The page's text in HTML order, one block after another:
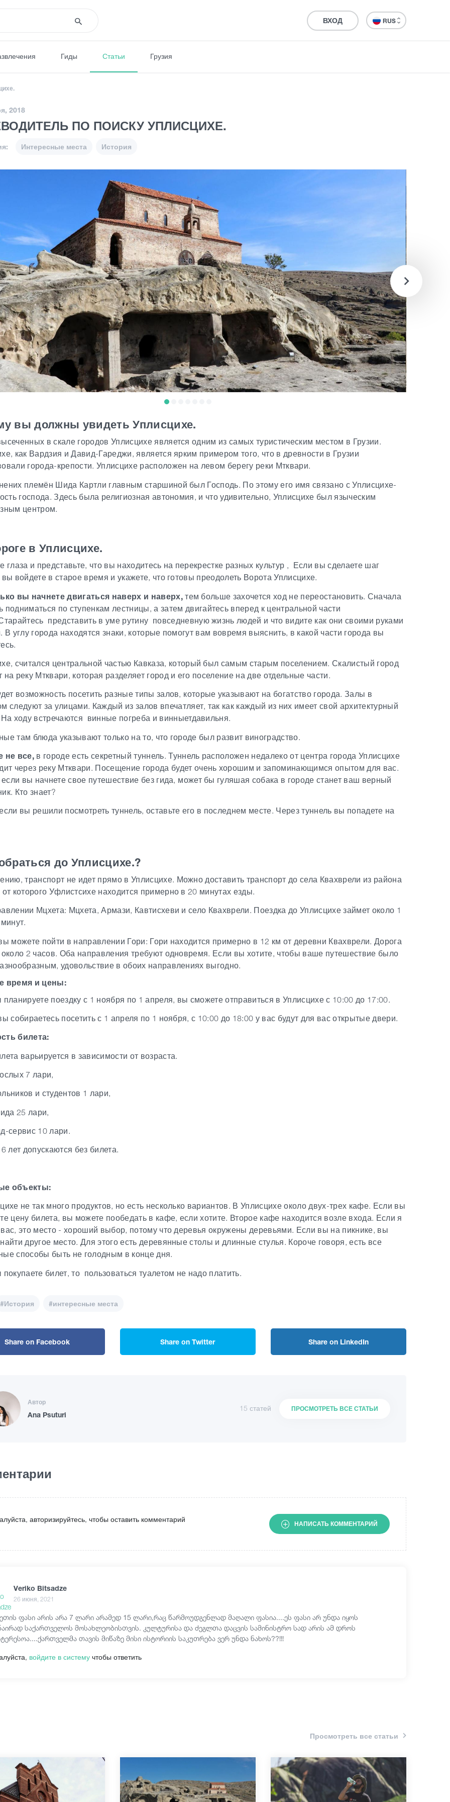
ВХОД RUS
Гиды Статьи Грузия
2018
ПО ПОИСКУ УПЛИСЦИХЕ.
Интересные места История
вы должны увидеть Уплисцихе.
в скале городов Уплисцихе является одним из самых туристическим местом в Грузии.
как Вардзия и Давид-Гареджи, является ярким примером того, что в древности в Грузии
города-крепости. Уплисцихе расположен на левом берегу реки Мтквари.
племён Шида Картли главным старшиной был Господь. По этому его имя связано с Уплисцихе-
господа. Здесь была религиозная автономия, и что удивительно, Уплисцихе был языческим
центром.
в Уплисцихе.
глаза и представьте, что вы находитесь на перекрестке разных культур , Если вы сделаете шаг
войдете в старое время и укажете, что готовы преодолеть Ворота Уплисцихе.
вы начнете двигаться наверх и наверх,тем больше захочется ход не переостановить. Сначала
подниматься по ступенкам лестницы, а затем двигайтесь вперед к центральной части
представить в уме рутину повседневную жизнь людей и что видите как они своими руками
В углу города находятся знаки, которые помогут вам вовремя выяснить, в какой части города вы
считался центральной частью Кавказа, который был самым старым поселением.Скалистый город
на реку Мтквари, которая разделяет город и его поселение на две отдельные части.
возможность посетить разные типы залов, которые указывают на богатство города. Залы в
следуют за улицами. Каждый из залов впечатляет, так как каждый из них имеет свой архитектурный
На ходу встречаются винные погреба и винныетдавильня.
там блюда указывают только на то, что городе был развит виноградство.
не все,в городе есть секретный туннель. Туннель расположен недалеко от центра города Уплисцихе
через реку Мтквари. Посещение города будет очень хорошим и запоминающимся опытом для вас.
если вы начнете свое путешествие без гида, может бы гуляшая собака в городе станет ваш верный
Кто знает?
вы решили посмотреть туннель, оставьте его в последнем месте. Через туннель вы попадете на
до Уплисцихе.?
транспорт не идет прямо в Уплисцихе. Можно доставить транспорт до села Квахврели из района
которого Уфлистсихе находится примерно в 20 минутах езды.
Мцхета: Мцхета, Армази, Кавтисхеви и село Квахврели. Поездка до Уплисцихе займет около 1
можете пойти в направлении Гори: Гори находится примерно в 12 км от деревни Квахврели. Дорога
около 2 часов. Оба направления требуют одновремя. Если вы хотите, чтобы ваше путешествие было
удовольствие в обоих направлениях выгодно.
время и цены:
поездку с 1 ноября по 1 апреля, вы сможете отправиться в Уплисцихе с 10:00 до 17:00.
собираетесь посетить с 1 апреля по 1 ноября, с 10:00 до 18:00 у вас будут для вас открытые двери.
билета:
варьируется в зависимости от возраста.
7 лари,
и студентов 1 лари,
25 лари,
сервис 10 лари.
лет допускаются без билета.
объекты:
не так много продуктов, но есть несколько вариантов. В Уплисцихе около двух-трех кафе. Если вы
цену билета, вы можете пообедать в кафе, если хотите. Второе кафе находится возле входа. Если я
это место - хороший выбор, потому что деревья окружены деревьями. Если вы на пикнике, вы
другое место. Для этого есть деревянные столы и длинные стулья. Короче говоря, есть все
способы быть не голодным в конце дня.
билет, то пользоваться туалетом не надо платить.
#История #интересные места
Share on Facebook Share on Twitter Share on LinkedIn
Автор
Ana Psuturi
15 статей ПРОСМОТРЕТЬ ВСЕ СТАТЬИ
авторизируйтесь, чтобы оставить комментарий
НАПИСАТЬ КОММЕНТАРИЙ
Veriko Bitsadze
26 июня, 2021
ფასი არის არა 7 ლარი არამედ 15 ლარი,რაც წარმოუდგენლად მაღალი ფასია....ეს ფასი არ უნდა იყოს
საქართველოს მოსახლეობისთვის. კულტურისა და ძეგლთა დაცვის სამინისტრო სად არის ამ დროს
თავის მიწაზე მისი ისტორიის საკუთრება ვერ უნდა ნახოს??!!!
войдите в систему чтобы ответить
Просмотреть все статьи